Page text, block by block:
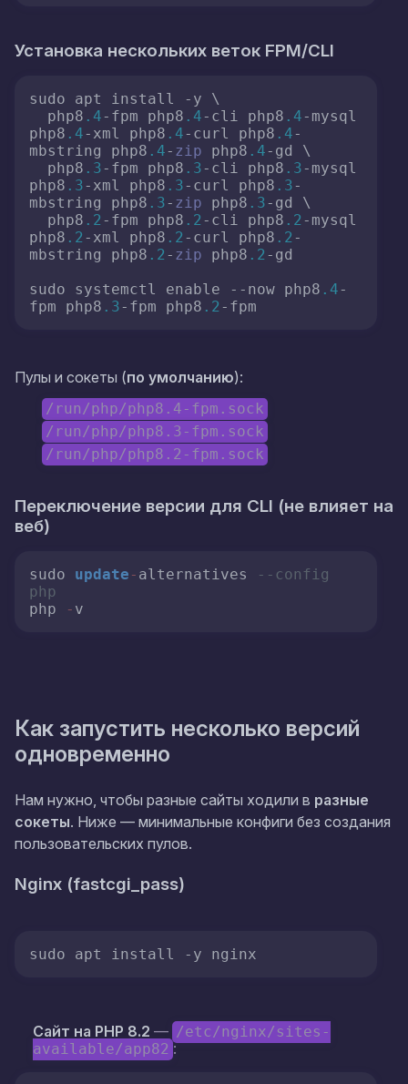
Установка нескольких веток FPM/CLI
sudo apt install -y \
  php8
.4-fpm php8 .4-cli php8 .4-mysql
php8 .4-xml php8 .4-curl php8 .4-
mbstring php8 .4- zip php8 .4-gd \
  php8
.3-fpm php8 .3-cli php8 .3-mysql
php8 .3-xml php8 .3-curl php8 .3-
mbstring php8 .3- zip php8 .3-gd \
  php8
.2-fpm php8 .2-cli php8 .2-mysql
php8 .2-xml php8 .2-curl php8 .2-
mbstring php8 .2- zip php8 .2-gd
sudo systemctl enable --now php8 .4-
fpm php8 .3-fpm php8 .2
Пулы и сокеты (по умолчанию):
/run/php/php8.4-fpm.sock
/run/php/php8.3-fpm.sock
/run/php/php8.2-fpm.sock
Переключение версии для CLI (не влияет на
веб)
sudo update - alternatives
--config
php
php
-
Как запустить несколько версий
одновременно
Нам нужно, чтобы разные сайты ходили в разные
сокеты. Ниже — минимальные конфиги без создания
пользовательских пулов.
Nginx (fastcgi_pass)
Сайт на PHP 8.2 — /etc/nginx/sites-
available/app82 :